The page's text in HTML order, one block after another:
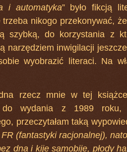
i automatyka” było fikcją
nikogo przekonywać,
szybką, do korzystania z
narzędziem inwigilacji
wyobrazić literaci. Na
rzecz mnie w tej
do wydania z 1989 roku,
przeczytałam taką
(fantastyki racjonalnej),
dna i kije samobije, płody